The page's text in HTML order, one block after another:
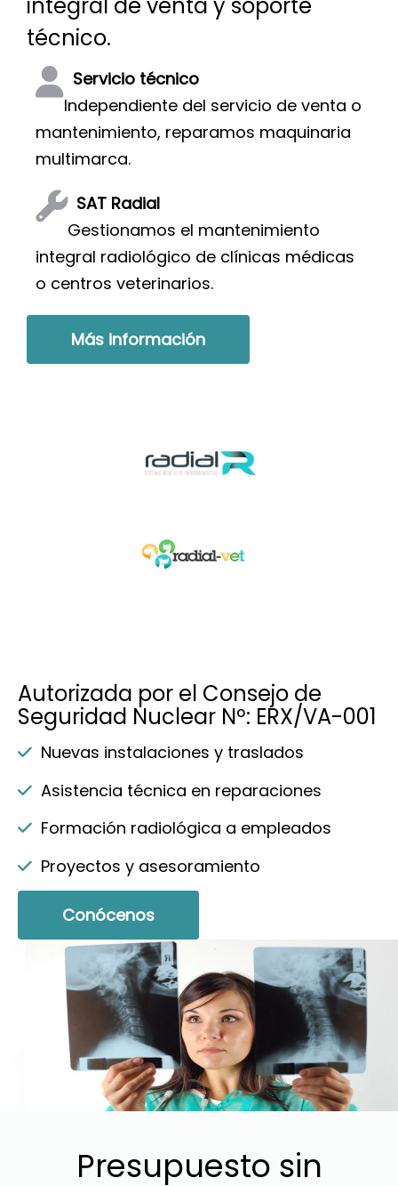
integral de venta y soporte
técnico.
Servicio técnico
Independiente del servicio de venta o
mantenimiento, reparamos maquinaria
multimarca.
SAT Radial
Gestionamos el mantenimiento
integral radiológico de clínicas médicas
o centros veterinarios.
Más información
Autorizada por el Consejo de
Seguridad Nuclear Nº: ERX/VA-001
Nuevas instalaciones y traslados
Asistencia técnica en reparaciones
Formación radiológica a empleados
Proyectos y asesoramiento
Conócenos
Presupuesto sin